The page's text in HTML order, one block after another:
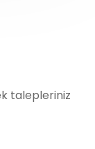
talepleriniz